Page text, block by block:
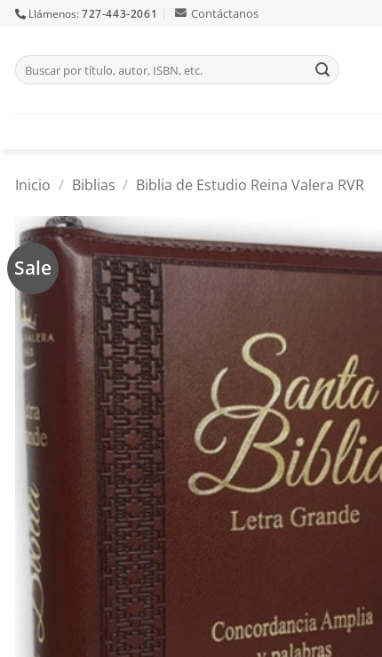
Skip
content
Llámenos:727-443-2061 Contáctanos
Buscar
por:
Inicio / Biblias / Biblia de Estudio Reina Valera RVR
Sale